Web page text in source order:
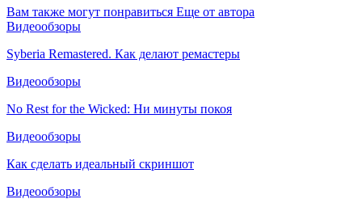
Вам также могут понравиться Еще от автора
Видеообзоры
Syberia Remastered. Как делают ремастеры
Видеообзоры
No Rest for the Wicked: Ни минуты покоя
Видеообзоры
Как сделать идеальный скриншот
Видеообзоры